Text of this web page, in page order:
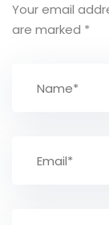
Your email
are marked *